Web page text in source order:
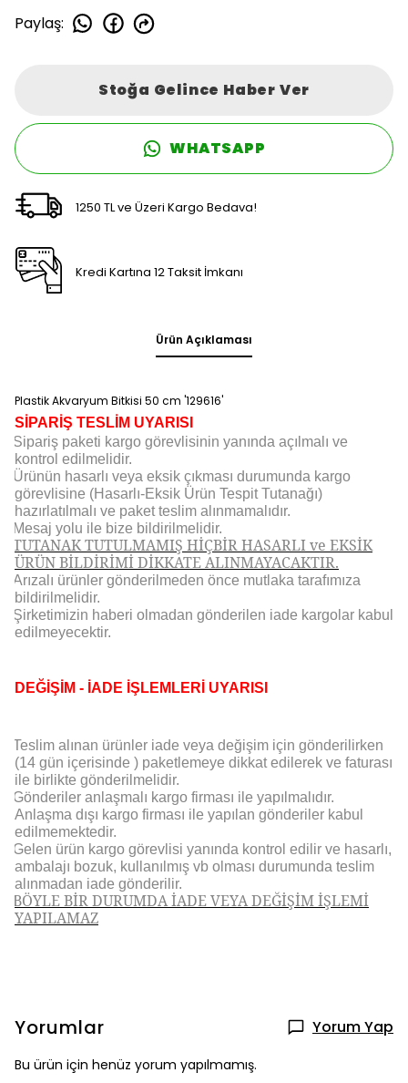
Paylaş:
Stoğa Gelince Haber Ver
WHATSAPP
1250 TL ve Üzeri Kargo Bedava!
Kredi Kartına 12 Taksit İmkanı
Ürün Açıklaması
Plastik Akvaryum Bitkisi 50 cm '129616'
SİPARİŞ TESLİM UYARISI
Sipariş paketi kargo görevlisinin yanında açılmalı ve
kontrol edilmelidir.
Ürünün hasarlı veya eksik çıkması durumunda kargo
görevlisine (Hasarlı-Eksik Ürün Tespit Tutanağı)
hazırlatılmalı ve paket teslim alınmamalıdır.
Mesaj yolu ile bize bildirilmelidir.
TUTANAK TUTULMAMIŞ HİÇBİR HASARLI ve EKSİK
ÜRÜN BİLDİRİMİ DİKKATE ALINMAYACAKTIR.
Arızalı ürünler gönderilmeden önce mutlaka tarafımıza
bildirilmelidir.
Şirketimizin haberi olmadan gönderilen iade kargolar kabul
edilmeyecektir.
DEĞİŞİM - İADE İŞLEMLERİ UYARISI
Teslim alınan ürünler iade veya değişim için gönderilirken
(14 gün içerisinde ) paketlemeye dikkat edilerek ve faturası
ile birlikte gönderilmelidir.
Gönderiler anlaşmalı kargo firması ile yapılmalıdır.
Anlaşma dışı kargo firması ile yapılan gönderiler kabul
edilmemektedir.
Gelen ürün kargo görevlisi yanında kontrol edilir ve hasarlı,
ambalajı bozuk, kullanılmış vb olması durumunda teslim
alınmadan iade gönderilir.
BÖYLE BİR DURUMDA İADE VEYA DEĞİŞİM İŞLEMİ
YAPILAMAZ
Yorumlar Yorum Yap
Bu ürün için henüz yorum yapılmamış.